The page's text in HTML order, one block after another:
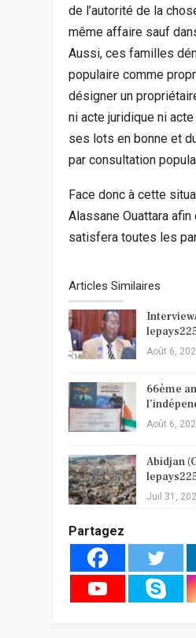
de l’autorité de la
même affaire sauf
Aussi, ces familles
populaire comme
désigner un
ni acte juridique ni
ses lots en bonne et
par consultation
Face donc à cette
Alassane Ouattara
satisfera toutes les
Articles Similaires
Août 6,
66ème
Août 6,
Abidjan
Juil 31,
Partagez